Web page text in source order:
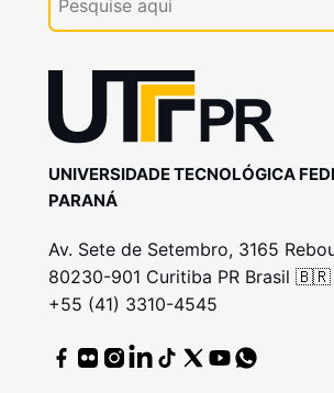
UNIVERSIDADE TECNOLÓGICA
PARANÁ
Av. Sete de Setembro, 3165
80230-901 Curitiba PR Brasil 🇧🇷
+55 (41) 3310-4545